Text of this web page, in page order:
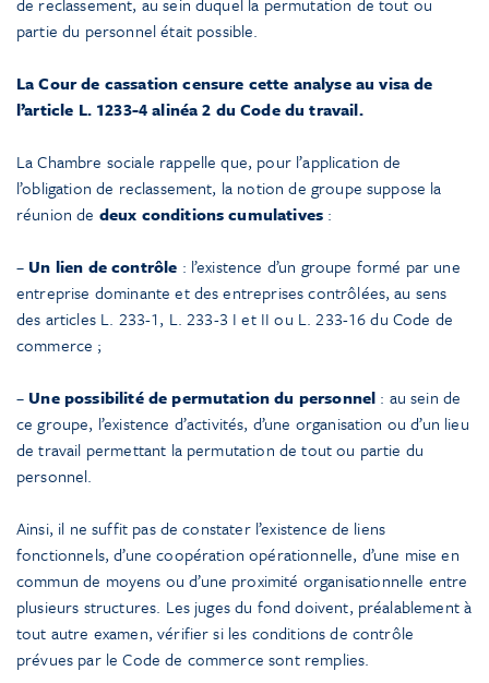
partie du personnel était possible.
La Cour de cassation censure cette analyse au visa de
l’article L. 1233-4 alinéa 2 du Code du travail.
La Chambre sociale rappelle que, pour l’application de
l’obligation de reclassement, la notion de groupe suppose la
réunion de deux conditions cumulatives :
– Un lien de contrôle : l’existence d’un groupe formé par une
entreprise dominante et des entreprises contrôlées, au sens
des articles L. 233-1, L. 233-3 I et II ou L. 233-16 du Code de
commerce ;
– Une possibilité de permutation du personnel : au sein de
ce groupe, l’existence d’activités, d’une organisation ou d’un lieu
de travail permettant la permutation de tout ou partie du
personnel.
Ainsi, il ne suffit pas de constater l’existence de liens
fonctionnels, d’une coopération opérationnelle, d’une mise en
commun de moyens ou d’une proximité organisationnelle entre
plusieurs structures. Les juges du fond doivent, préalablement à
tout autre examen, vérifier si les conditions de contrôle
prévues par le Code de commerce sont remplies.